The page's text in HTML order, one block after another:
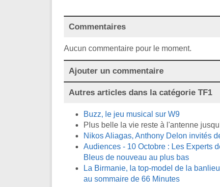
Commentaires
Aucun commentaire pour le moment.
Ajouter un commentaire
Autres articles dans la catégorie TF1
Buzz, le jeu musical sur W9
Plus belle la vie reste à l'antenne
Nikos Aliagas, Anthony Delon invités
Audiences - 10 Octobre : Les Experts
Bleus de nouveau au plus bas
La Birmanie, la top-model de la
au sommaire de 66 Minutes